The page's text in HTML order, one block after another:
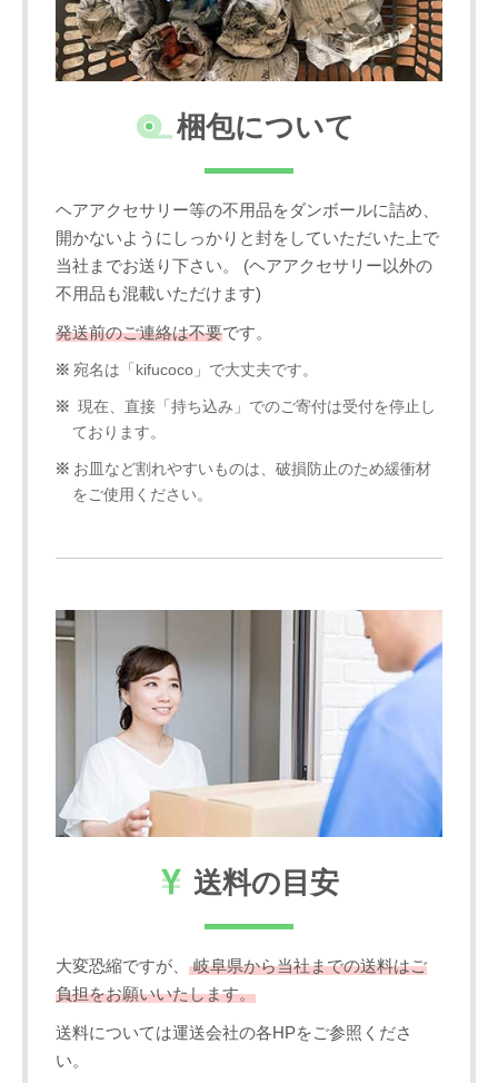
梱包について
ヘアアクセサリー等の不用品をダンボールに詰め、
開かないようにしっかりと封をしていただいた上で
当社までお送り下さい。 (ヘアアクセサリー以外の
不用品も混載いただけます)
発送前のご連絡は不要です。
宛名は「kifucoco」で大丈夫です。
現在、直接「持ち込み」でのご寄付は受付を停止し
ております。
お皿など割れやすいものは、破損防止のため緩衝材
をご使用ください。
送料の目安
大変恐縮ですが、 岐阜県から当社までの送料はご
負担をお願いいたします。
送料については運送会社の各HPをご参照くださ
い。